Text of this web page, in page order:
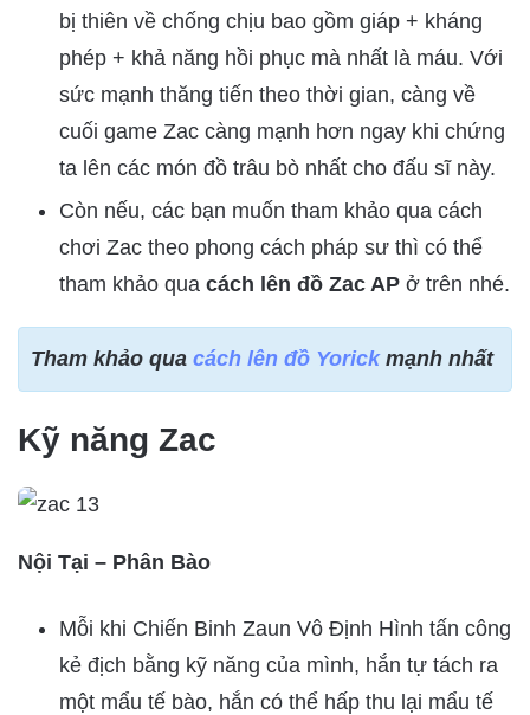
bị thiên về chống chịu bao gồm giáp + kháng
phép + khả năng hồi phục mà nhất là máu. Với
sức mạnh thăng tiến theo thời gian, càng về
cuối game Zac càng mạnh hơn ngay khi chứng
ta lên các món đồ trâu bò nhất cho đấu sĩ này.
Còn nếu, các bạn muốn tham khảo qua cách
chơi Zac theo phong cách pháp sư thì có thể
tham khảo qua cách lên đồ Zac AP ở trên nhé.
Tham khảo qua cách lên đồ Yorickmạnh nhất
Kỹ năng Zac
Nội Tại – Phân Bào
Mỗi khi Chiến Binh Zaun Vô Định Hình tấn công
kẻ địch bằng kỹ năng của mình, hắn tự tách ra
một mẩu tế bào, hắn có thể hấp thu lại mẩu tế